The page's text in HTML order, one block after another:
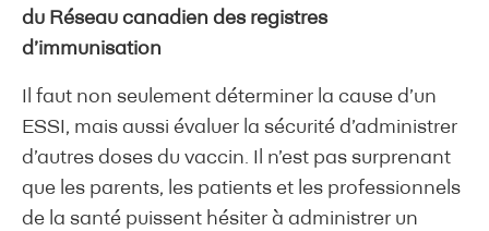
du Réseau canadien des registres
d’immunisation
Il faut non seulement déterminer la cause d’un
ESSI, mais aussi évaluer la sécurité d’administrer
d’autres doses du vaccin. Il n’est pas surprenant
que les parents, les patients et les professionnels
de la santé puissent hésiter à administrer un